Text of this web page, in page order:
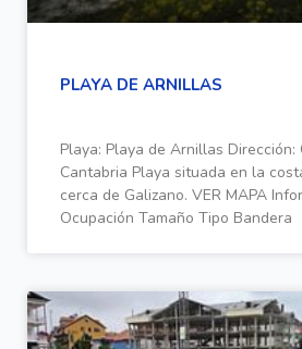
PLAYA DE ARNILLAS
Playa: Playa de Arnillas Dirección:
Cantabria Playa situada en la
cerca de Galizano. VER MAPA
Ocupación Tamaño Tipo Bandera